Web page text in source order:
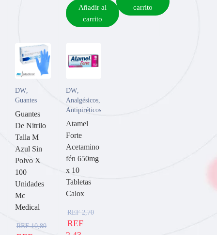
Añadir al
carrito
carrito
DW,
Guantes
Guantes
De Nitrilo
Talla M
Azul Sin
Polvo X
100
Unidades
Mc
Medical
REF10,89
DW,
Analgésicos,
Antipiréticos
Atamel
Forte
Acetamino
fén 650mg
x 10
Tabletas
Calox
REF2,70
REF